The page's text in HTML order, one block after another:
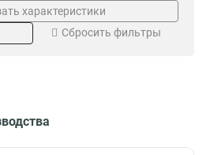
Модель
Rx1270nm/10G
TX1550nm/125GRX1310nm/125GLC
характеристики
Сбросить фильтры